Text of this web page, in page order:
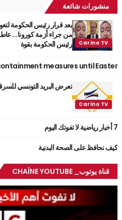
منشورات شائعة
بعد قرار رئيس الحكومة
من جراء أزمة كورونا...
رئيس الحكومة بقوة
measures until Easter
تعرض البريد التونسي
7 أخبار رياضية لا تفوتك اليوم
كيف نحافظ على الصحة البدنية
قناة يوتوب_ CHAÎNE YOUTUBE